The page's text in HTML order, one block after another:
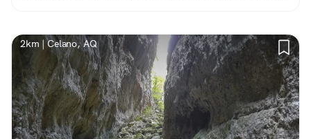
2km | Celano, AQ